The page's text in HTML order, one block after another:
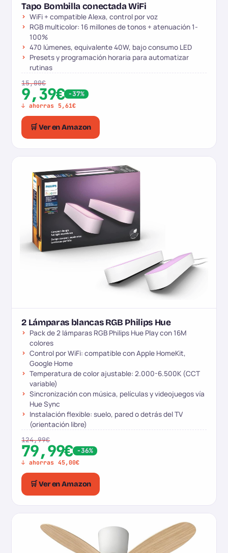
Tapo Bombilla conectada WiFi
WiFi + compatible Alexa, control por voz
RGB multicolor: 16 millones de tonos + atenuación 1-
100%
470 lúmenes, equivalente 40W, bajo consumo LED
Presets y programación horaria para automatizar
rutinas
15,00€
9,39€ -37%
↓ ahorras 5,61€
🛒 Ver en Amazon
2 Lámparas blancas RGB Philips Hue
Pack de 2 lámparas RGB Philips Hue Play con 16M
colores
Control por WiFi: compatible con Apple HomeKit,
Google Home
Temperatura de color ajustable: 2.000-6.500K (CCT
variable)
Sincronización con música, películas y videojuegos vía
Hue Sync
Instalación flexible: suelo, pared o detrás del TV
(orientación libre)
124,99€
79,99€ -36%
↓ ahorras 45,00€
🛒 Ver en Amazon